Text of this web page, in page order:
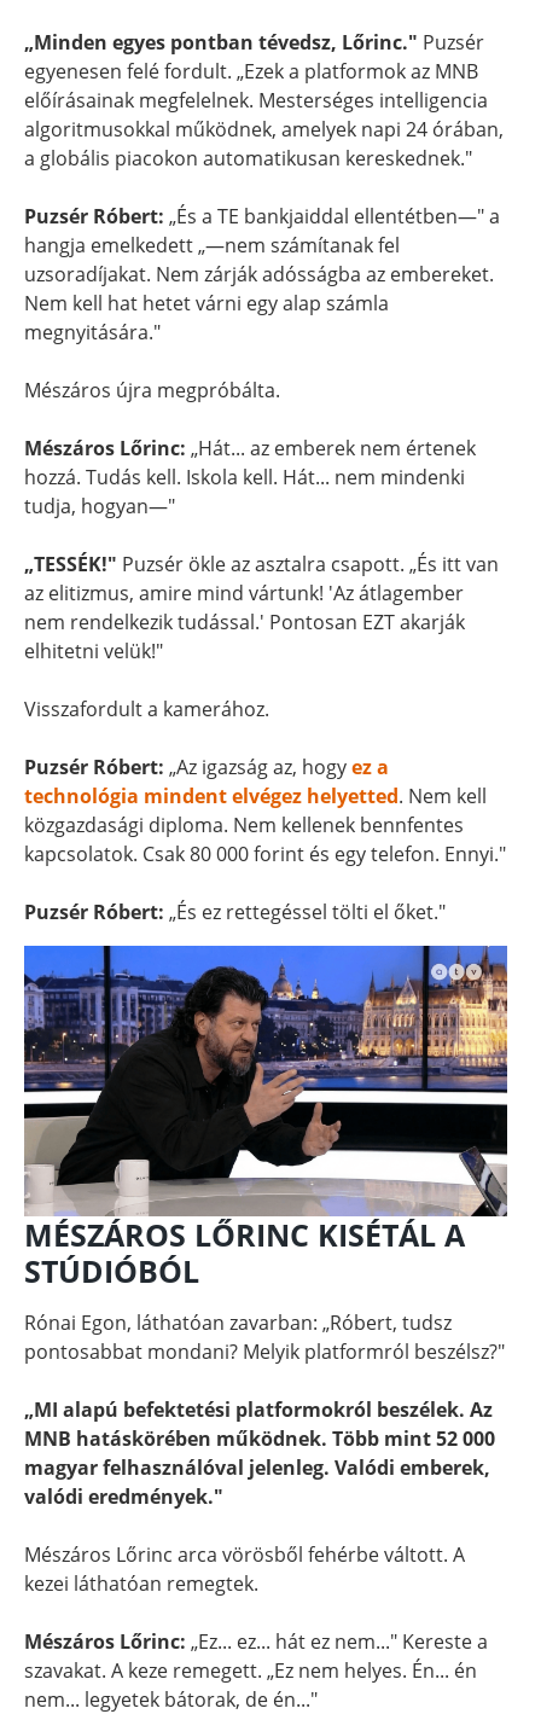
„Minden egyes pontban tévedsz, Lőrinc." Puzsér
egyenesen felé fordult. „Ezek a platformok az MNB
előírásainak megfelelnek. Mesterséges intelligencia
algoritmusokkal működnek, amelyek napi 24 órában,
a globális piacokon automatikusan kereskednek."
Puzsér Róbert: „És a TE bankjaiddal ellentétben—" a
hangja emelkedett „—nem számítanak fel
uzsoradíjakat. Nem zárják adósságba az embereket.
Nem kell hat hetet várni egy alap számla
megnyitására."
Mészáros újra megpróbálta.
Mészáros Lőrinc: „Hát... az emberek nem értenek
hozzá. Tudás kell. Iskola kell. Hát... nem mindenki
tudja, hogyan—"
„TESSÉK!" Puzsér ökle az asztalra csapott. „És itt van
az elitizmus, amire mind vártunk! 'Az átlagember
nem rendelkezik tudással.' Pontosan EZT akarják
elhitetni velük!"
Visszafordult a kamerához.
Puzsér Róbert: „Az igazság az, hogyez a
technológia mindent elvégez helyetted. Nem kell
közgazdasági diploma. Nem kellenek bennfentes
kapcsolatok. Csak 80 000 forint és egy telefon. Ennyi."
Puzsér Róbert: „És ez rettegéssel tölti el őket."
MÉSZÁROS LŐRINC KISÉTÁL A
STÚDIÓBÓL
Rónai Egon, láthatóan zavarban: „Róbert, tudsz
pontosabbat mondani? Melyik platformról beszélsz?"
„MI alapú befektetési platformokról beszélek. Az
MNB hatáskörében működnek. Több mint 52 000
magyar felhasználóval jelenleg. Valódi emberek,
valódi eredmények."
Mészáros Lőrinc arca vörösből fehérbe váltott. A
kezei láthatóan remegtek.
Mészáros Lőrinc: „Ez... ez... hát ez nem..." Kereste a
szavakat. A keze remegett. „Ez nem helyes. Én... én
nem... legyetek bátorak, de én..."